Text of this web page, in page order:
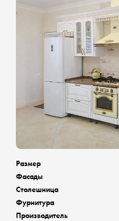
Размер
Фасады
Столешница
Фурнитура
Производитель